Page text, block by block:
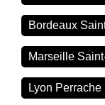
Bordeaux
Marseille
Lyon Perrache